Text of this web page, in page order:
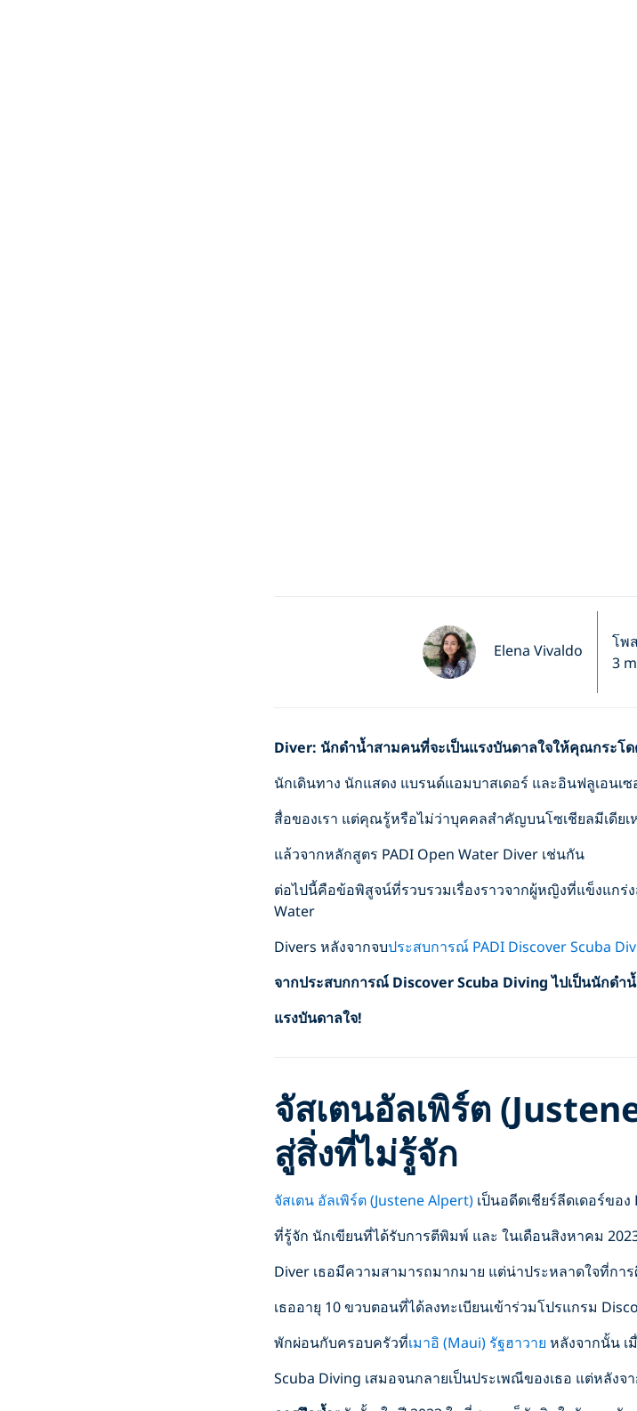
Elena Vivaldo
โพ
3
Diver: นักดำน้ำสามคนที่จะเป็นแรงบันดาลใจให้คุณกระโ
นักเดินทาง นักแสดง แบรนด์แอมบาสเดอร์ และอินฟลูเอนเ
สื่อของเรา แต่คุณรู้หรือไม่ว่าบุคคลสำคัญบนโซเชียลมีเดีย
แล้วจากหลักสูตร PADI Open Water Diver เช่นกัน
ต่อไปนี้คือข้อพิสูจน์ที่รวบรวมเรื่องราวจากผู้หญิงที่แข็งแกร่
Water
Divers หลังจากจบประสบการณ์ PADI Discover Scuba
จากประสบกการณ์ Discover Scuba Divingไปเป็นนักดำ
แรงบันดาลใจ!
จัสเตนอัลเพิร์ต
สู่สิ่งที่ไม่รู้จัก
จัสเตน อัลเพิร์ต (Justene Alpert) เป็นอดีตเชียร์ลีดเดอร์ขอ
ที่รู้จัก นักเขียนที่ได้รับการตีพิมพ์ และ ในเดือนสิงหาคม
Diver เธอมีความสามารถมากมาย แต่น่าประหลาดใจที่กา
เธออายุ 10 ขวบตอนที่ได้ลงทะเบียนเข้าร่วมโปรแกรม
พักผ่อนกับครอบครัวที่เมาอิ (Maui) รัฐฮาวาย หลังจากนั้น เ
Scuba Diving เสมอจนกลายเป็นประเพณีของเธอ แต่หลังจ